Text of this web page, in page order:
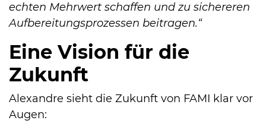
echten Mehrwert schaffen und zu sichereren
Aufbereitungsprozessen beitragen.“
Eine Vision für die
Zukunft
Alexandre sieht die Zukunft von FAMI klar vor
Augen: